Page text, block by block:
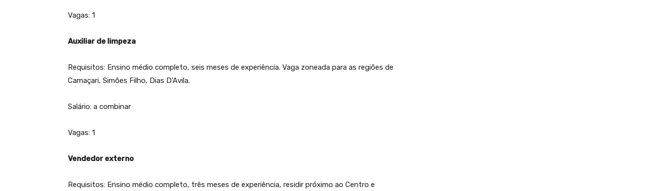
Vagas: 1
Auxiliar de limpeza
Requisitos: Ensino médio completo, seis meses de experiência. Vaga zoneada para as regiões de
Camaçari, Simões Filho, Dias D’Avila.
Salário: a combinar
Vagas: 1
Vendedor externo
Requisitos: Ensino médio completo, três meses de experiência, residir próximo ao Centro e